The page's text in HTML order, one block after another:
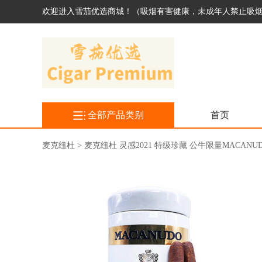
欢迎进入雪茄优选商城！（吸烟有害健康，未成年人禁止吸
全部产品类别 首页
麦克纽杜 > 麦克纽杜 灵感2021 特级珍藏 公牛限量